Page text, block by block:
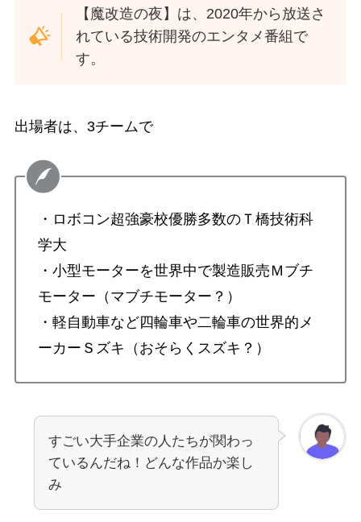
【魔改造の夜】は、2020年から放送さ
れている技術開発のエンタメ番組で
す。
出場者は、3チームで
・ロボコン超強豪校優勝多数のＴ橋技術科
学大
・小型モーターを世界中で製造販売Ｍブチ
モーター（マブチモーター？）
・軽自動車など四輪車や二輪車の世界的メ
ーカーＳズキ（おそらくスズキ？）
すごい大手企業の人たちが関わっ
ているんだね！どんな作品か楽し
み